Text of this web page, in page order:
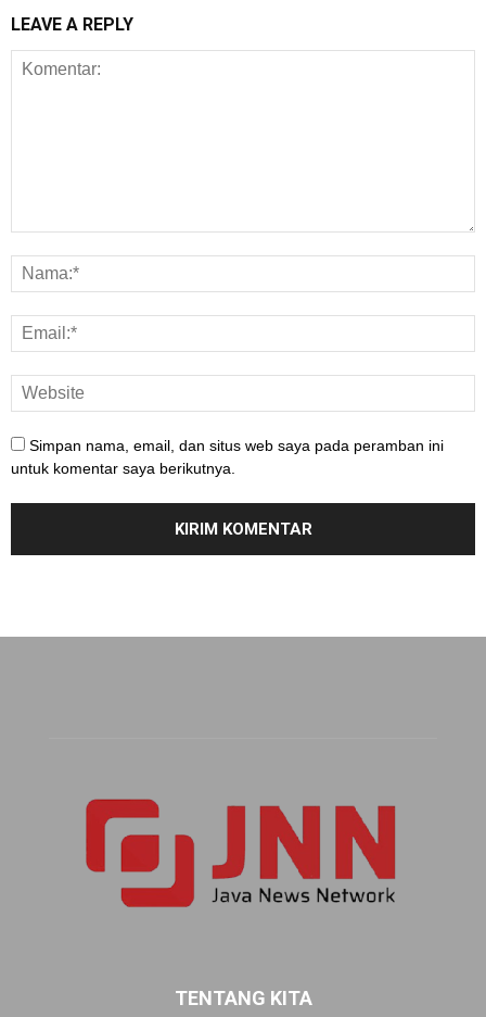
LEAVE A REPLY
Simpan nama, email, dan situs web saya pada peramban ini
untuk komentar saya berikutnya.
TENTANG KITA